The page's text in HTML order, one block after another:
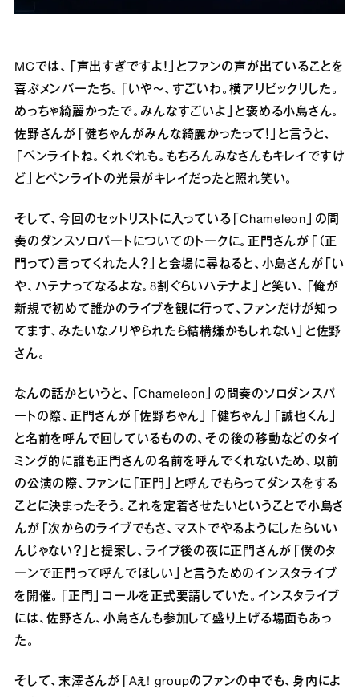
MCでは、「声出すぎですよ！」とファンの声が出ていることを
喜ぶメンバーたち。「いや〜、すごいわ。横アリビックリした。
めっちゃ綺麗かったで。みんなすごいよ」と褒める⼩島さん。
佐野さんが「健ちゃんがみんな綺麗かったって！」と⾔うと、
「ペンライトね。くれぐれも。もちろんみなさんもキレイですけ
ど」とペンライトの光景がキレイだったと照れ笑い。
そして、今回のセットリストに⼊っている「Chameleon」の間
奏のダンスソロパートについてのトークに。正⾨さんが「（正
⾨って）⾔ってくれた⼈？」と会場に尋ねると、⼩島さんが「い
や、ハテナってなるよな。8割ぐらいハテナよ」と笑い、「俺が
新規で初めて誰かのライブを観に⾏って、ファンだけが知っ
てます、みたいなノリやられたら結構嫌かもしれない」と佐野
さん。
なんの話かというと、「Chameleon」の間奏のソロダンスパ
ートの際、正⾨さんが「佐野ちゃん」「健ちゃん」「誠也くん」
と名前を呼んで回しているものの、その後の移動などのタイ
ミング的に誰も正⾨さんの名前を呼んでくれないため、以前
の公演の際、ファンに「正⾨」と呼んでもらってダンスをする
ことに決まったそう。これを定着させたいということで⼩島さ
んが「次からのライブでもさ、マストでやるようにしたらいい
んじゃない？」と提案し、ライブ後の夜に正⾨さんが「僕のタ
ーンで正⾨って呼んでほしい」と⾔うためのインスタライブ
を開催。「正⾨」コールを正式要請していた。インスタライブ
には、佐野さん、⼩島さんも参加して盛り上げる場⾯もあっ
た。
そして、末澤さんが「Aぇ! groupのファンの中でも、⾝内によ